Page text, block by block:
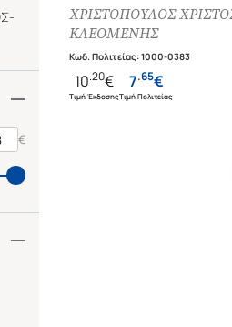
€
ΠΡΑΓΜΑΤΙΚΟΤΗΤΑ
ΟΙ ΦΙΛΟΣΟΦΙΚΕΣ
ΑΠΟΨΕΙΣ ΤΟΥ JOHN
ΧΡΙΣΤΟΠΟΥΛΟΣ
ΚΛΕΟΜΕΝΗΣ
Κωδ. Πολιτείας:1000-0383
10.20€
Τιμή Έκδοσης
7.65€
Τιμή Πολιτείας